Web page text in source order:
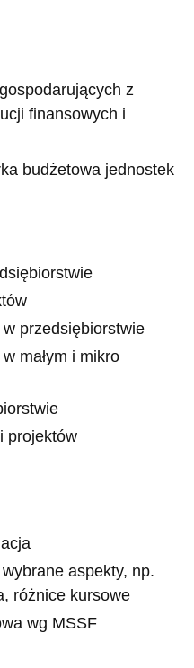
z
finansowych i
budżetowa jednostek
przedsiębiorstwie
małym i mikro
projektów
aspekty, np.
różnice kursowe
wg MSSF